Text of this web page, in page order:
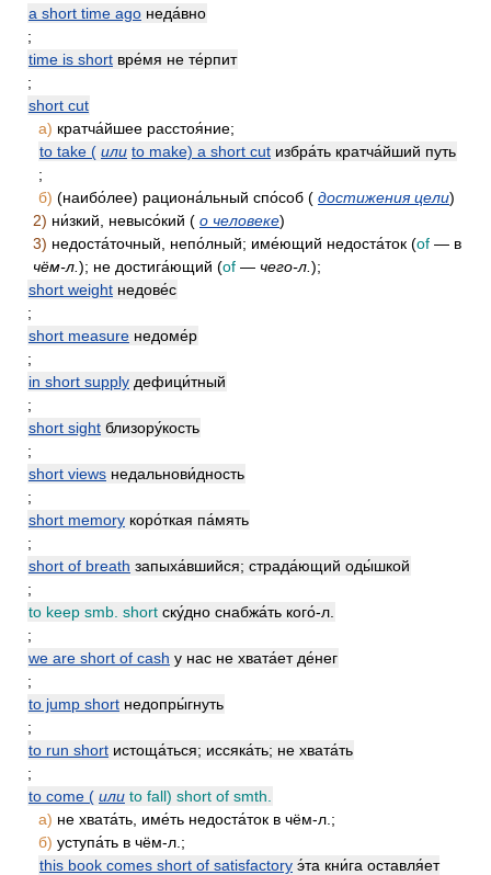
a short time ago неда́вно
;
time is short вре́мя не те́рпит
;
short cut
а) кратча́йшее расстоя́ние;
to take ( или to make) a short cut избра́ть кратча́йший путь
;
б) (наибо́лее) рациона́льный спо́соб ( достижения цели)
2) ни́зкий, невысо́кий ( о человеке)
3) недоста́точный, непо́лный; име́ющий недоста́ток (of — в
чём-л. ); не достига́ющий (of — чего-л. );
short weight недове́с
;
short measure недоме́р
;
in short supply дефици́тный
;
short sight близору́кость
;
short views недальнови́дность
;
short memory коро́ткая па́мять
;
short of breath запыха́вшийся; страда́ющий оды́шкой
;
to keep smb. short ску́дно снабжа́ть кого́-л.
;
we are short of cash у нас не хвата́ет де́нег
;
to jump short недопры́гнуть
;
to run short истоща́ться; иссяка́ть; не хвата́ть
;
to come ( или to fall) short of smth.
а) не хвата́ть, име́ть недоста́ток в чём-л.;
б) уступа́ть в чём-л.;
this book comes short of satisfactory э́та кни́га оставля́ет